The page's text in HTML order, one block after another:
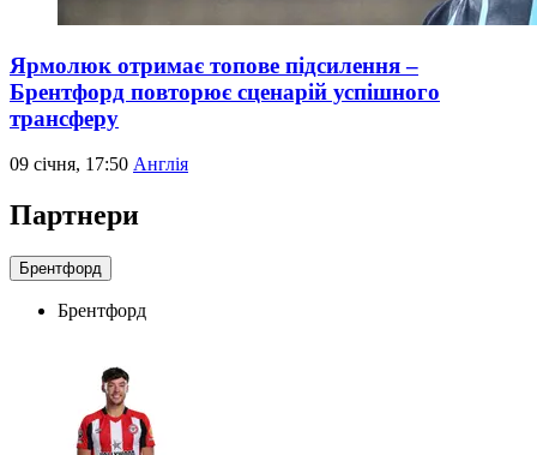
Ярмолюк отримає топове підсилення –
Брентфорд повторює сценарій успішного
трансферу
09 січня, 17:50 Англія
Партнери
Брентфорд
Брентфорд